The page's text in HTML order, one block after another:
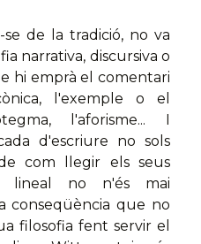
de la tradició, no va
narrativa, discursiva o
hi emprà el comentari
l'exemple o el
l'aforisme... I
d'escriure no sols
com llegir els seus
lineal no n'és mai
conseqüència que no
filosofia fent servir el